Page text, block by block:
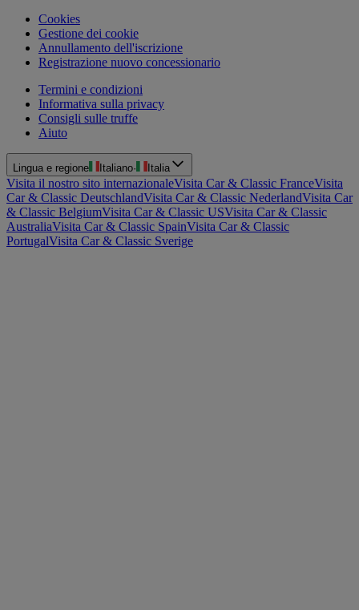
Cookies
Gestione dei cookie
Annullamento dell'iscrizione
Registrazione nuovo concessionario
Termini e condizioni
Informativa sulla privacy
Consigli sulle truffe
Aiuto
Lingua e regione Italiano· Italia
Visita il nostro sito internazionaleVisita Car & Classic FranceVisita
Car & Classic DeutschlandVisita Car & Classic NederlandVisita Car
& Classic BelgiumVisita Car & Classic USVisita Car & Classic
AustraliaVisita Car & Classic SpainVisita Car & Classic
PortugalVisita Car & Classic Sverige